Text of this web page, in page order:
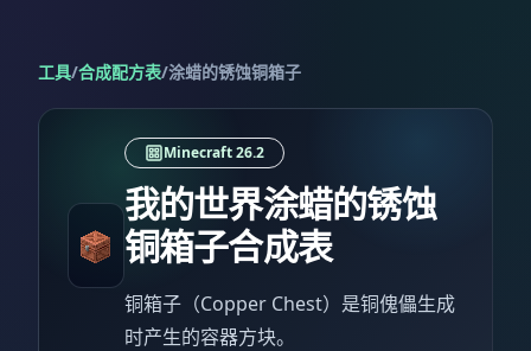
工具/合成配方表/涂蜡的锈蚀铜箱子
Minecraft 26.2
我的世界涂蜡的锈蚀
铜箱子合成表
铜箱子（Copper Chest）是铜傀儡生成
时产生的容器方块。